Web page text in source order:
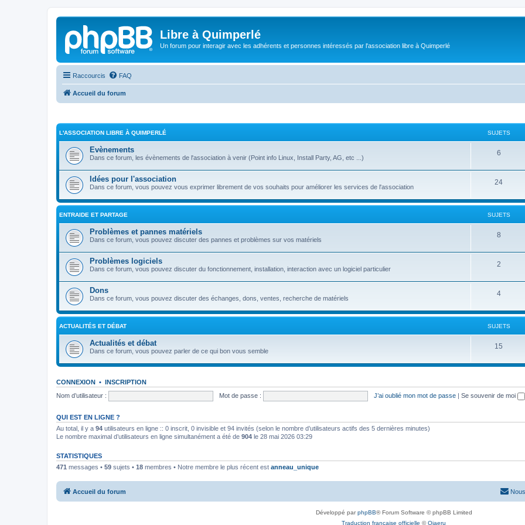
Libre à Quimperlé
Un forum pour interagir avec les adhérents et personnes intéressés par l'association libre à Quimperlé
Raccourcis FAQ
Accueil du forum
L'ASSOCIATION LIBRE À QUIMPERLÉ SUJETS
Evènements
Dans ce forum, les évènements de l'association à venir (Point info Linux, Install Party, AG, etc ...)
6
Idées pour l'association
Dans ce forum, vous pouvez vous exprimer librement de vos souhaits pour améliorer les services de l'association
24
ENTRAIDE ET PARTAGE SUJETS
Problèmes et pannes matériels
Dans ce forum, vous pouvez discuter des pannes et problèmes sur vos matériels
8
Problèmes logiciels
Dans ce forum, vous pouvez discuter du fonctionnement, installation, interaction avec un logiciel particulier
2
Dons
Dans ce forum, vous pouvez discuter des échanges, dons, ventes, recherche de matériels
4
ACTUALITÉS ET DÉBAT SUJETS
Actualités et débat
Dans ce forum, vous pouvez parler de ce qui bon vous semble
15
CONNEXION • INSCRIPTION
Nom d’utilisateur :
Mot de passe : J’ai oublié mon mot de passe | Se souvenir de moi
QUI EST EN LIGNE ?
Au total, il y a 94 utilisateurs en ligne :: 0 inscrit, 0 invisible et 94 invités (selon le nombre d’utilisateurs actifs des 5 dernières minutes)
Le nombre maximal d’utilisateurs en ligne simultanément a été de 904 le 28 mai 2026 03:29
STATISTIQUES
471 messages • 59 sujets • 18 membres • Notre membre le plus récent est anneau_unique
Accueil du forum
Développé parphpBB® Forum Software © phpBB Limited
Traduction française officielle ©Qiaeru